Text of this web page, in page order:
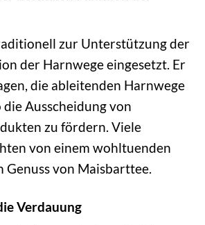
zur Unterstützung der
der Harnwege eingesetzt. Er
die ableitenden Harnwege
die Ausscheidung von
zu fördern. Viele
von einem wohltuenden
Genuss von Maisbarttee.
Verdauung